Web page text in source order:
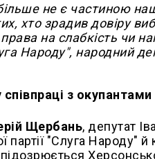
не є частиною
хто зрадив довіру
на слабкість чи
Народу", народний
з окупантами
Щербань, депутат
партії "Слуга Народу"